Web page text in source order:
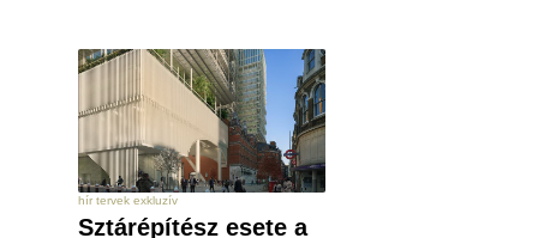
hír tervek exkluzív
Sztárépítész esete a